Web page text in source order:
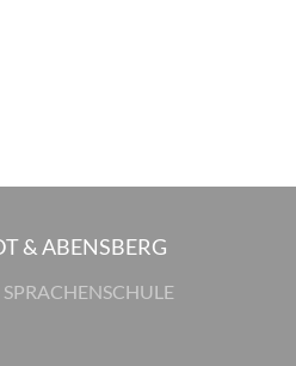
& ABENSBERG